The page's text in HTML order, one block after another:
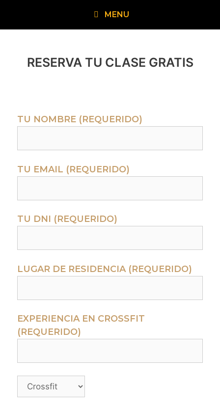
MENU
RESERVA TU CLASE GRATIS
TU NOMBRE (REQUERIDO)
TU EMAIL (REQUERIDO)
TU DNI (REQUERIDO)
LUGAR DE RESIDENCIA (REQUERIDO)
EXPERIENCIA EN CROSSFIT
(REQUERIDO)